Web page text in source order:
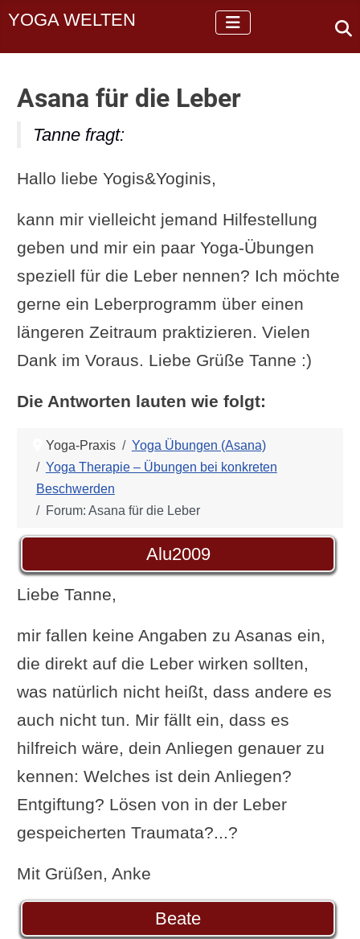
YOGA WELTEN
Asana für die Leber
Tanne fragt:
Hallo liebe Yogis&Yoginis,
kann mir vielleicht jemand Hilfestellung
geben und mir ein paar Yoga-Übungen
speziell für die Leber nennen? Ich möchte
gerne ein Leberprogramm über einen
längeren Zeitraum praktizieren. Vielen
Dank im Voraus. Liebe Grüße Tanne :)
Die Antworten lauten wie folgt:
Yoga-Praxis
Yoga Übungen (Asana)
Yoga Therapie – Übungen bei konkreten
Beschwerden
Forum: Asana für die Leber
Alu2009
Liebe Tanne,
mir fallen keine Angaben zu Asanas ein,
die direkt auf die Leber wirken sollten,
was natürlich nicht heißt, dass andere es
auch nicht tun. Mir fällt ein, dass es
hilfreich wäre, dein Anliegen genauer zu
kennen: Welches ist dein Anliegen?
Entgiftung? Lösen von in der Leber
gespeicherten Traumata?...?
Mit Grüßen, Anke
Beate